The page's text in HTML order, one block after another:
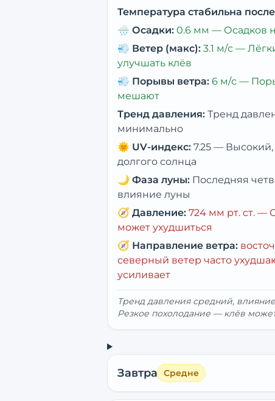
Температура стабильна
🌧️ Осадки: 0.6 мм — Осадков
💨 Ветер (макс): 3.1 м/с —
улучшать клёв
💨 Порывы ветра: 6 м/с —
мешают
Тренд давления: Тренд
минимально
🌞 UV-индекс: 7.25 — Высокий,
долгого солнца
🌙 Фаза луны: Последняя
влияние луны
🧭 Давление: 724 мм рт. ст. —
может ухудшиться
🧭 Направление ветра:
северный ветер часто
усиливает
Тренд давления средний,
Резкое похолодание — клёв
Завтра Средне